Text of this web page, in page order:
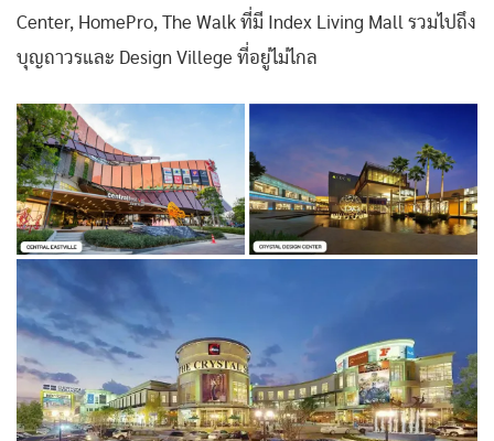
Center, HomePro, The Walk ที่มี Index Living Mall รวมไปถึง
บุญถาวรและ Design Villege ที่อยู่ไม่ไกล